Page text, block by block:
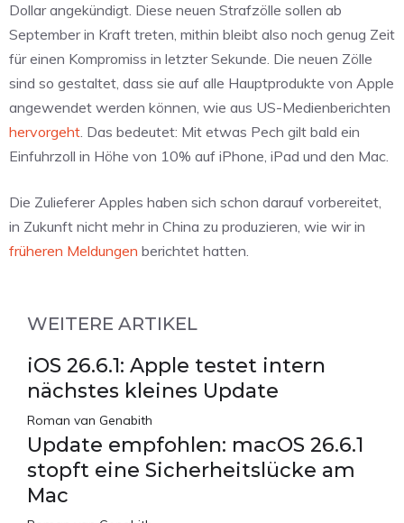
Dollar angekündigt. Diese neuen Strafzölle sollen ab
September in Kraft treten, mithin bleibt also noch genug Zeit
für einen Kompromiss in letzter Sekunde. Die neuen Zölle
sind so gestaltet, dass sie auf alle Hauptprodukte von Apple
angewendet werden können, wie aus US-Medienberichten
hervorgeht. Das bedeutet: Mit etwas Pech gilt bald ein
Einfuhrzoll in Höhe von 10% auf iPhone, iPad und den Mac.
Die Zulieferer Apples haben sich schon darauf vorbereitet,
in Zukunft nicht mehr in China zu produzieren, wie wir in
früheren Meldungen berichtet hatten.
WEITERE ARTIKEL
iOS 26.6.1: Apple testet intern
nächstes kleines Update
Roman van Genabith
Update empfohlen: macOS 26.6.1
stopft eine Sicherheitslücke am
Mac